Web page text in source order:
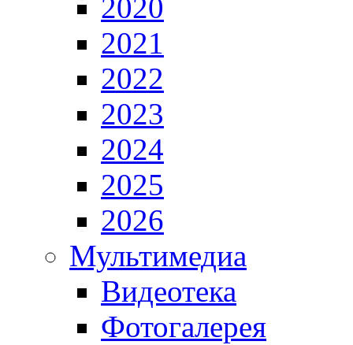
2020
2021
2022
2023
2024
2025
2026
Мультимедиа
Видеотека
Фотогалерея